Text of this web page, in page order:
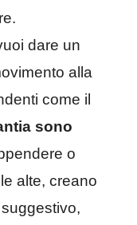
dare un
alla
come il
sono
o
alte, creano